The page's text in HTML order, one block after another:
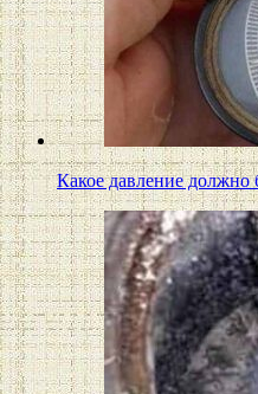
Какое давление должно